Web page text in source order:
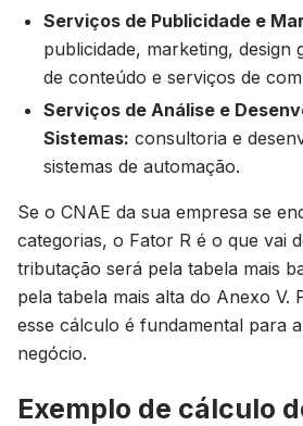
Serviços de Publicidade e
publicidade, marketing, design
de conteúdo e serviços de
Serviços de Análise e
Sistemas: consultoria e
sistemas de automação.
Se o CNAE da sua empresa se
categorias, o Fator R é o que vai
tributação será pela tabela mais
pela tabela mais alta do Anexo V.
esse cálculo é fundamental para
negócio.
Exemplo de cálculo